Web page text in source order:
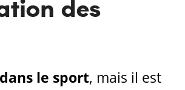
des
le sport, mais il est